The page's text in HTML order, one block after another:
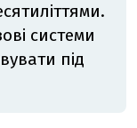
системи
під